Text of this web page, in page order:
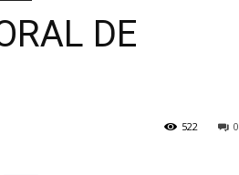
DE
0
522